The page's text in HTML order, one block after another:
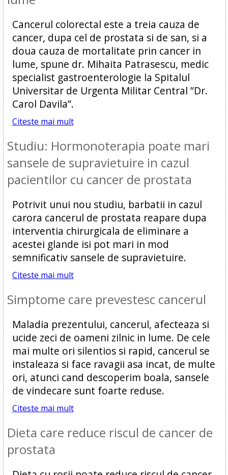
Cancerul colorectal este a treia cauza de
cancer, dupa cel de prostata si de san, si a
doua cauza de mortalitate prin cancer in
lume, spune dr. Mihaita Patrasescu, medic
specialist gastroenterologie la Spitalul
Universitar de Urgenta Militar Central ”Dr.
Carol Davila”.
Citeste mai mult
Studiu: Hormonoterapia poate mari
sansele de supravietuire in cazul
pacientilor cu cancer de prostata
Potrivit unui nou studiu, barbatii in cazul
carora cancerul de prostata reapare dupa
interventia chirurgicala de eliminare a
acestei glande isi pot mari in mod
semnificativ sansele de supravietuire.
Citeste mai mult
Simptome care prevestesc cancerul
Maladia prezentului, cancerul, afecteaza si
ucide zeci de oameni zilnic in lume. De cele
mai multe ori silentios si rapid, cancerul se
instaleaza si face ravagii asa incat, de multe
ori, atunci cand descoperim boala, sansele
de vindecare sunt foarte reduse.
Citeste mai mult
Dieta care reduce riscul de cancer de
prostata